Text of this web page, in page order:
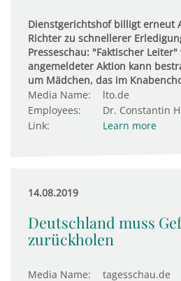
Dienstgerichtshof billigt erneut
Richter zu schnellerer
Presseschau: "Faktischer
angemeldeter Aktion kann
um Mädchen, das im
Media Name:
lto.de
Employees:
Dr. Constantin
Link:
Learn more
14.08.2019
Deutschland muss
zurückholen
Media Name:
tagesschau.de